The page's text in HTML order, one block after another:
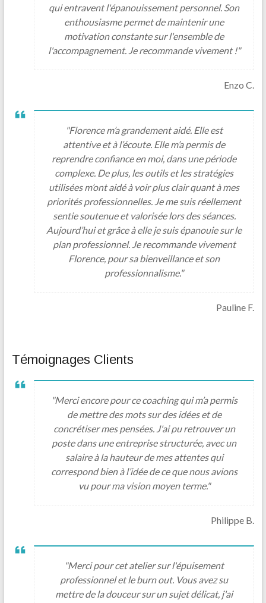
qui entravent l'épanouissement personnel. Son
enthousiasme permet de maintenir une
motivation constante sur l'ensemble de
l'accompagnement. Je recommande vivement !"
Enzo C.
"Florence m’a grandement aidé. Elle est
attentive et à l’écoute. Elle m’a permis de
reprendre confiance en moi, dans une période
complexe. De plus, les outils et les stratégies
utilisées m’ont aidé à voir plus clair quant à mes
priorités professionnelles. Je me suis réellement
sentie soutenue et valorisée lors des séances.
Aujourd’hui et grâce à elle je suis épanouie sur le
plan professionnel. Je recommande vivement
Florence, pour sa bienveillance et son
professionnalisme."
Pauline F.
Témoignages Clients
"Merci encore pour ce coaching qui m’a permis
de mettre des mots sur des idées et de
concrétiser mes pensées. J'ai pu retrouver un
poste dans une entreprise structurée, avec un
salaire à la hauteur de mes attentes qui
correspond bien à l’idée de ce que nous avions
vu pour ma vision moyen terme."
Philippe B.
"Merci pour cet atelier sur l'épuisement
professionnel et le burn out. Vous avez su
mettre de la douceur sur un sujet délicat, j'ai